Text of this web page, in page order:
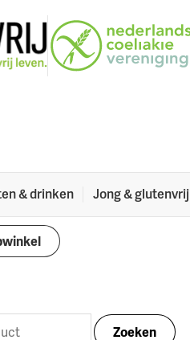
& drinken Jong & glutenvrij
dieetinformatie (papier)
Zoeken